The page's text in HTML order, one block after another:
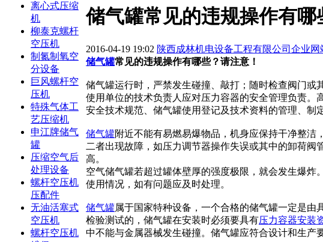
离心式压缩
机
柳泰克螺杆
空压机
制氮制氧空
分设备
巨风螺杆空
压机
特殊气体工
艺压缩机
申江牌储气
罐
压缩空气后
处理设备
螺杆空压机
压配件
无油活塞式
空压机
螺杆空压机
储气罐常见的违规操作有哪
2016-04-19 19:02 陕西成林机电设备工程有限公司企业网
储气罐常见的违规操作有哪些？请注意！
储气罐运行时，严禁发生碰撞、敲打；随时检查阀门或
使用单位的技术负责人应对压力容器的安全管理负责
安全技术规范、储气罐使用登记及技术资料的管理、制
储气罐附近不能有易燃易爆物品，机身应保持干净整洁
二者出现故障，如压力调节器操作失误或其中的卸荷
高。
空气储气罐若超过罐体壁厚的强度极限，就会发生爆
使用情况，如有问题应及时处理。
储气罐属于国家特种设备，一个合格的储气罐一定是
检验测试的，储气罐在安装时必须要具有压力容器安装
中不能与金属器械发生碰撞。储气罐应符合设计和生产